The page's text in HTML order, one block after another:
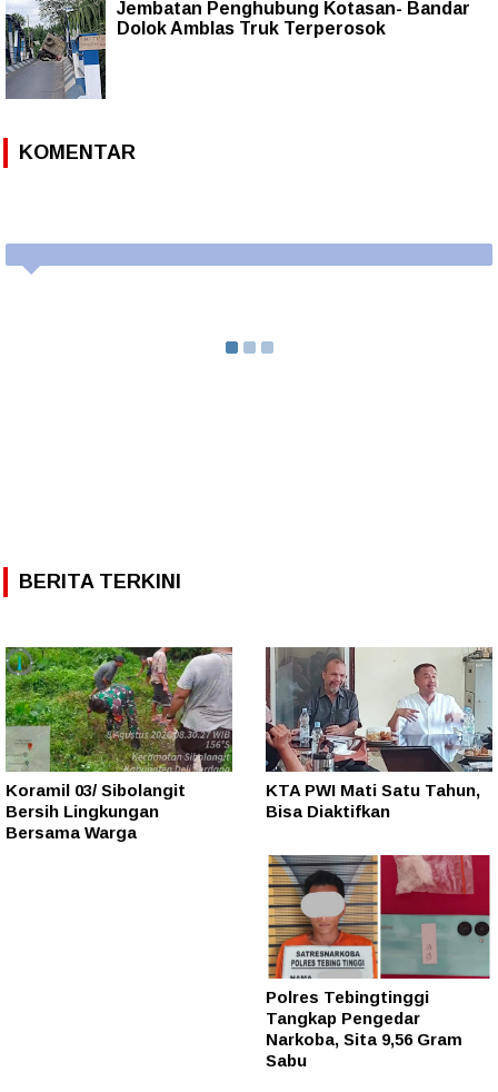
Jembatan Penghubung Kotasan- Bandar
Dolok Amblas Truk Terperosok
KOMENTAR
BERITA TERKINI
Koramil 03/ Sibolangit
Bersih Lingkungan
Bersama Warga
KTA PWI Mati Satu Tahun,
Bisa Diaktifkan
Polres Tebingtinggi
Tangkap Pengedar
Narkoba, Sita 9,56 Gram
Sabu